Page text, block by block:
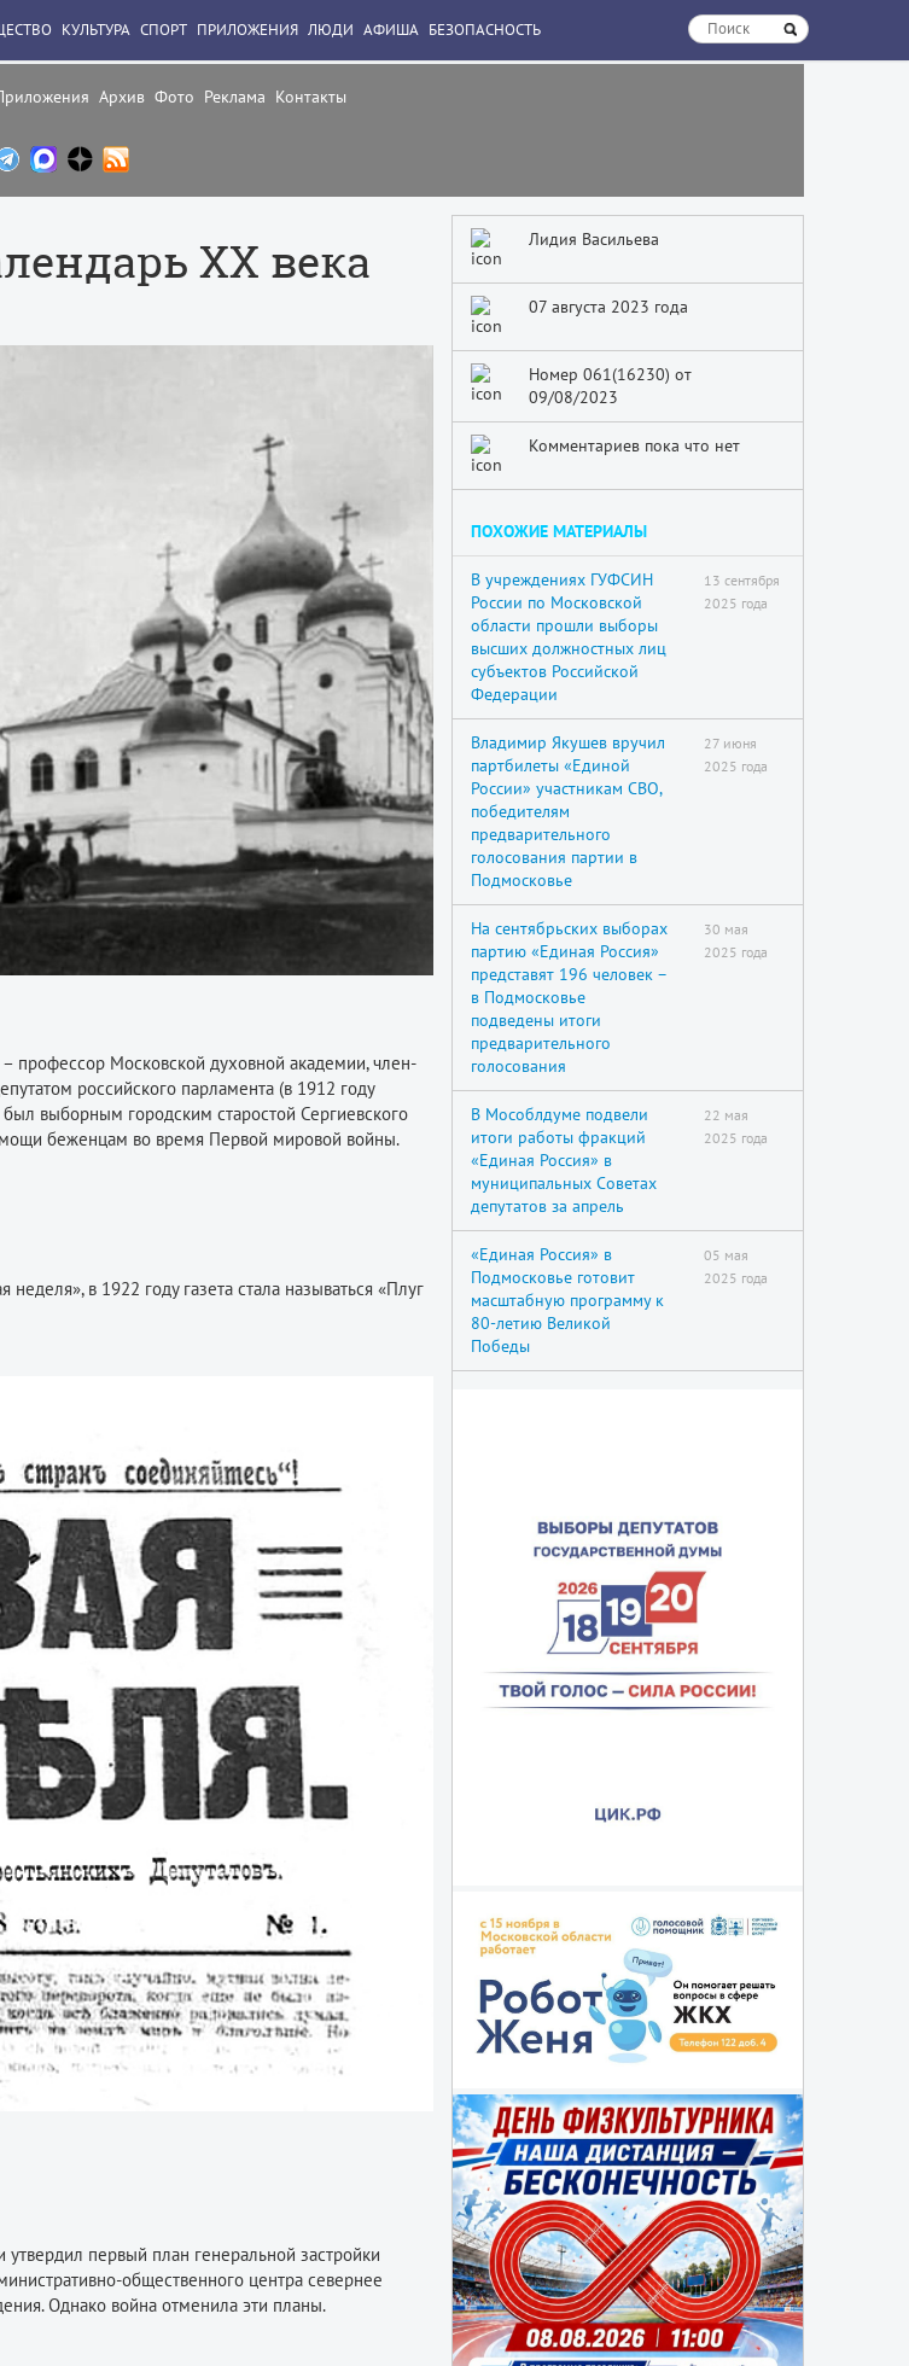
Архив Фото Реклама Контакты
КУЛЬТУРА СПОРТ ПРИЛОЖЕНИЯ ЛЮДИ АФИША БЕЗОПАСНОСТЬ
XX века
профессор Московской духовной академии, член-
российского парламента (в 1912 году
выборным городским старостой Сергиевского
беженцам во время Первой мировой войны.
в 1922 году газета стала называться «Плуг
утвердил первый план генеральной застройки
общественного центра севернее
Однако война отменила эти планы.
Лидия Васильева
07 августа 2023 года
Номер 061(16230) от
09/08/2023
Комментариев пока что нет
ПОХОЖИЕ МАТЕРИАЛЫ
В учреждениях ГУФСИН
России по Московской
области прошли выборы
высших должностных лиц
субъектов Российской
Федерации
13 сентября
2025 года
Владимир Якушев вручил
партбилеты «Единой
России» участникам СВО,
победителям
предварительного
голосования партии в
Подмосковье
27 июня
2025 года
На сентябрьских выборах
партию «Единая Россия»
представят 196 человек –
в Подмосковье
подведены итоги
предварительного
голосования
30 мая
2025 года
В Мособлдуме подвели
итоги работы фракций
«Единая Россия» в
муниципальных Советах
депутатов за апрель
22 мая
2025 года
«Единая Россия» в
Подмосковье готовит
масштабную программу к
80-летию Великой
Победы
05 мая
2025 года